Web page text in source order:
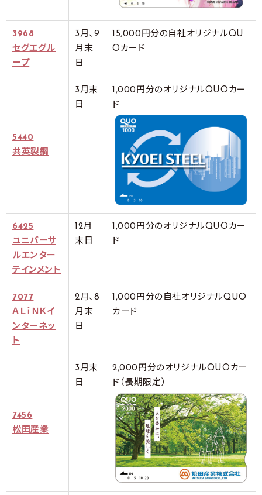
3968
セグエグル
ープ
3月、9
月末
日
15,000円分の自社オリジナルQU
Oカード
5440
共英製鋼
3月末
日
1,000円分のオリジナルQUOカー
ド
6425
ユニバーサ
ルエンター
テインメント
12月
末日
1,000円分のオリジナルQUOカー
ド
7077
ＡＬｉＮＫイ
ンターネッ
ト
2月、8
月末
日
1,000円分の自社オリジナルQUO
カード
7456
松田産業
3月末
日
2,000円分のオリジナルQUOカー
ド（長期限定）